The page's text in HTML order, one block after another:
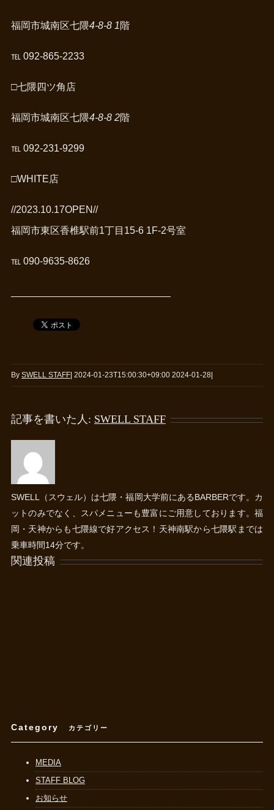
福岡市城南区七隈4-8-8 1階
℡ 092-865-2233
□七隈四ツ角店
福岡市城南区七隈4-8-8 2階
℡ 092-231-9299
□WHITE店
//2023.10.17OPEN//
福岡市東区香椎駅前1丁目15-6 1F-2号室
℡ 090-9635-8626
By SWELL STAFF 2024-01-23T15:00:30+09:00 2024-01-28
記事を書いた人: SWELL STAFF
SWELL（スウェル）は七隈・福岡大学前にあるBARBERです。カ
ットのみでなく、スパメニューも豊富にご用意しております。福
岡・天神からも七隈線で好アクセス！天神南駅から七隈駅までは
乗車時間14分です。
関連投稿
Category カテゴリー
MEDIA
STAFF BLOG
お知らせ